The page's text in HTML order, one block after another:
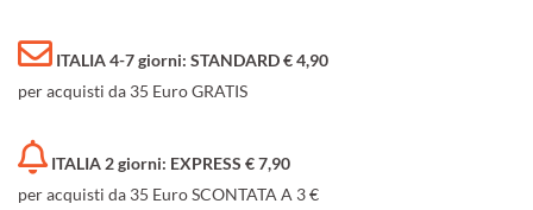
ITALIA 4-7 giorni: STANDARD € 4,90
per acquisti da 35 Euro GRATIS
ITALIA 2 giorni: EXPRESS € 7,90
per acquisti da 35 Euro SCONTATA A 3 €